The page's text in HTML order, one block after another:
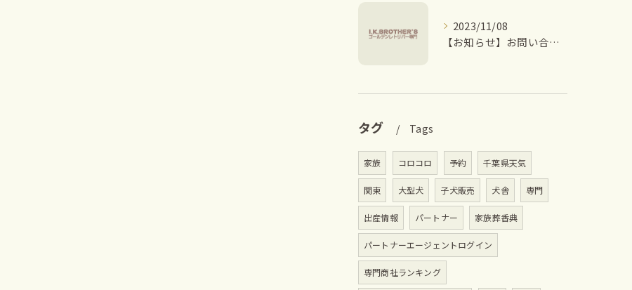
2023/11/08
【お知らせ】お問い合わせに関して。
タグ Tags
家族 コロコロ 予約 千葉県天気
関東 大型犬 子犬販売 犬舎 専門
出産情報 パートナー 家族葬香典
パートナーエージェントログイン
専門商社ランキング